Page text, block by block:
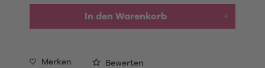
In den Warenkorb
Merken Bewerten